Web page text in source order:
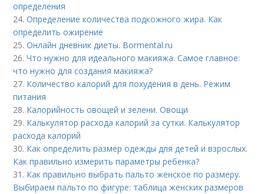
определения
24.Определение количества подкожного жира. Как
определить ожирение
25.Онлайн дневник диеты. Bormental.ru
26.Что нужно для идеального макияжа. Самое главное:
что нужно для создания макияжа?
27. Количество калорий для похудения в день. Режим
питания
28. Калорийность овощей и зелени. Овощи
29. Калькулятор расхода калорий за сутки. Калькулятор
расхода калорий
30. Как определить размер одежды для детей и взрослых.
Как правильно измерить параметры ребенка?
31. Как правильно выбрать пальто женское по размеру.
Выбираем пальто по фигуре: таблица женских размеров